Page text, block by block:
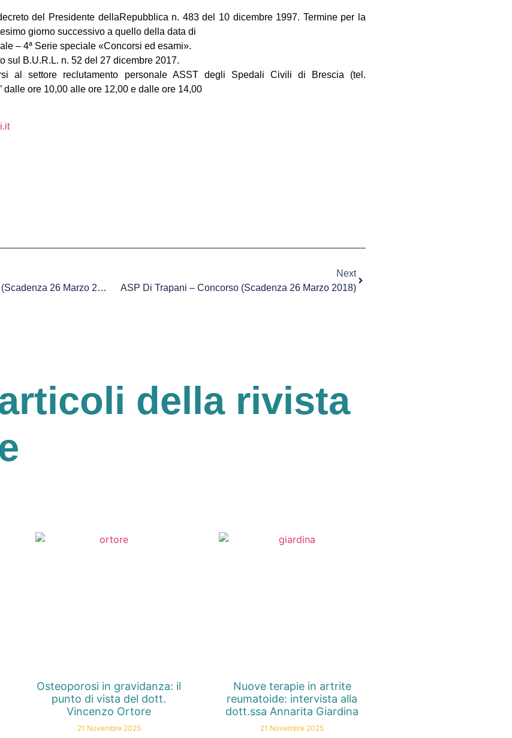
del Presidente dellaRepubblica n. 483 del 10 dicembre 1997. Termine per la
giorno successivo a quello della data di
– 4ª Serie speciale «Concorsi ed esami».
sul B.U.R.L. n. 52 del 27 dicembre 2017.
al settore reclutamento personale ASST degli Spedali Civili di Brescia (tel.
dalle ore 10,00 alle ore 12,00 e dalle ore 14,00
Comune Di Acireale – Concorso (Scadenza 26 Marzo 2018)
Next
ASP Di Trapani – Concorso (Scadenza 26 Marzo 2018)
della rivista
Osteoporosi in gravidanza: il
punto di vista del dott.
Vincenzo Ortore
21 Novembre 2025
Nuove terapie in artrite
reumatoide: intervista alla
dott.ssa Annarita Giardina
21 Novembre 2025